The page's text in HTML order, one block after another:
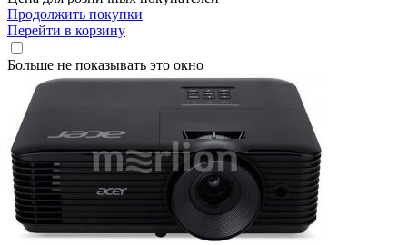
Продолжить покупки
Перейти в корзину
Больше не показывать это окно